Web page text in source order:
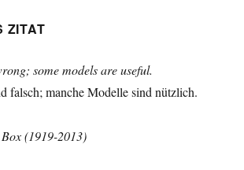
ZITAT
some models are useful.
falsch; manche Modelle sind nützlich.
(1919-2013)